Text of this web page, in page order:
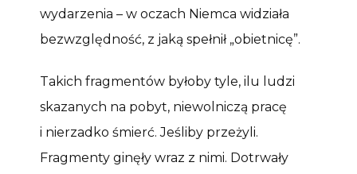
wydarzenia – w oczach Niemca widziała
bezwzględność, z jaką spełnił „obietnicę”.
Takich fragmentów byłoby tyle, ilu ludzi
skazanych na pobyt, niewolniczą pracę
i nierzadko śmierć. Jeśliby przeżyli.
Fragmenty ginęły wraz z nimi. Dotrwały